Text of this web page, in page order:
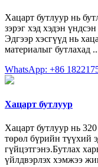
Хацарт бутлуур нь
зэрэг хэд хэдэн
Эдгээр хэсгүүд нь
материалыг бутлахад
WhatsApp: +86
Хацарт бутлуур
Хацарт бутлуур нь 320
төрөл бүрийн түүхий
гүйцэтгэнэ.Бутлах
үйлдвэрлэх хэмжээ